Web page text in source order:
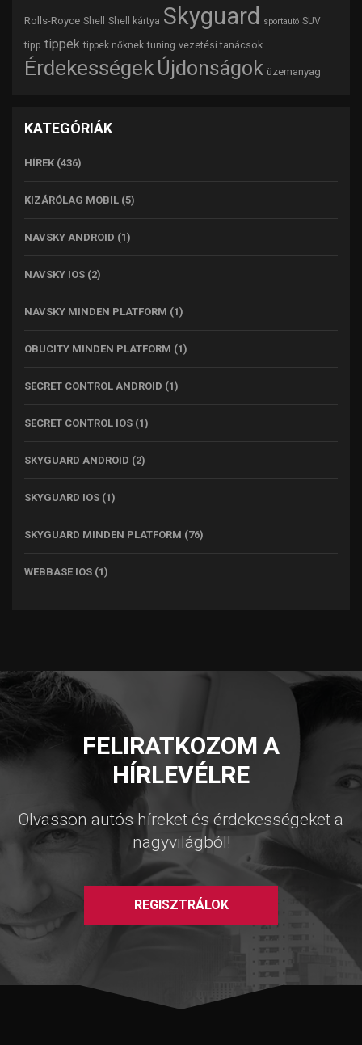
Rolls-Royce Shell Shell kártya Skyguard sportautó SUV
tipp tippek tippek nőknek tuning vezetési tanácsok
Érdekességek Újdonságok üzemanyag
KATEGÓRIÁK
HÍREK (436)
KIZÁRÓLAG MOBIL (5)
NAVSKY ANDROID (1)
NAVSKY IOS (2)
NAVSKY MINDEN PLATFORM (1)
OBUCITY MINDEN PLATFORM (1)
SECRET CONTROL ANDROID (1)
SECRET CONTROL IOS (1)
SKYGUARD ANDROID (2)
SKYGUARD IOS (1)
SKYGUARD MINDEN PLATFORM (76)
WEBBASE IOS (1)
FELIRATKOZOM A
HÍRLEVÉLRE
Olvasson autós híreket és érdekességeket a
nagyvilágból!
REGISZTRÁLOK